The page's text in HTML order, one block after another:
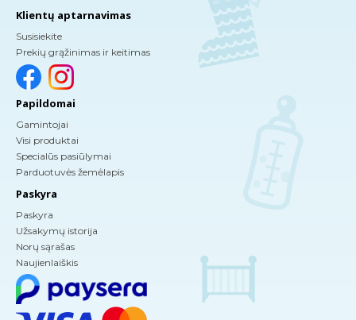
Klientų aptarnavimas
Susisiekite
Prekių grąžinimas ir keitimas
Papildomai
Gamintojai
Visi produktai
Specialūs pasiūlymai
Parduotuvės žemėlapis
Paskyra
Paskyra
Užsakymų istorija
Norų sąrašas
Naujienlaiškis